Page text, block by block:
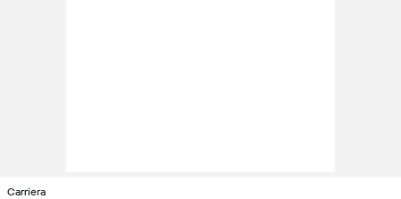
Carriera